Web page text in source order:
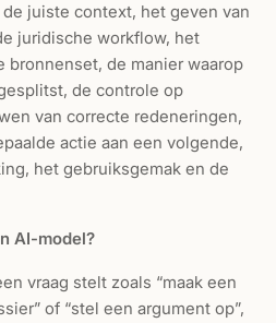
juiste context, het geven van
juridische workflow, het
bronnenset, de manier waarop
de controle op
van correcte redeneringen,
actie aan een volgende,
het gebruiksgemak en de
AI-model?
vraag stelt zoals “maak een
of “stel een argument op”,